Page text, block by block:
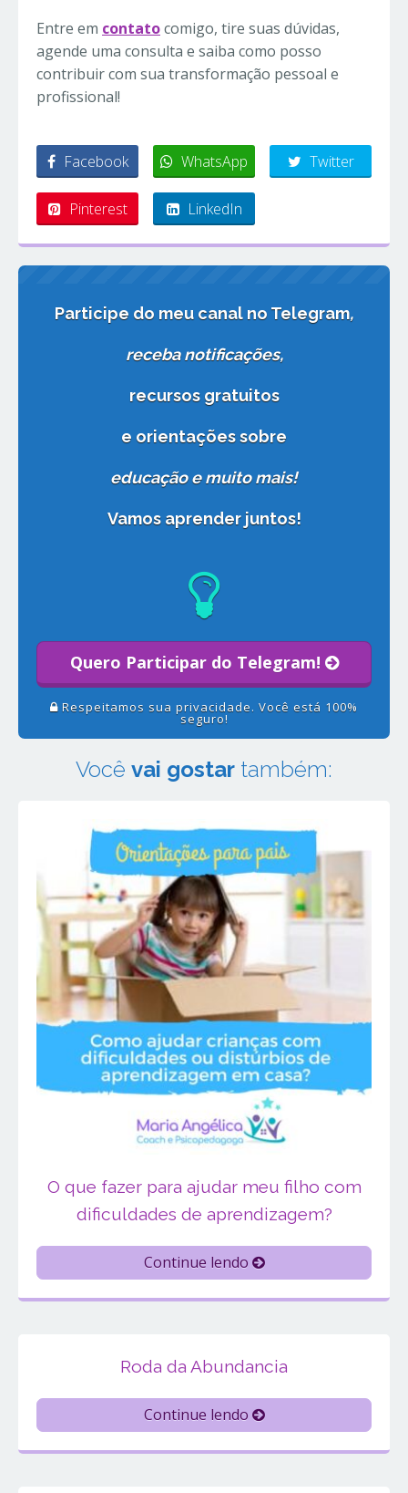
Entre em contatocomigo, tire suas dúvidas,
agende uma consulta e saiba como posso
contribuir com sua transformação pessoal e
profissional!
Facebook WhatsApp Twitter
Pinterest LinkedIn
Participe do meu canal no Telegram,
receba notificações,
recursos gratuitos
e orientações sobre
educação e muito mais!
Vamos aprender juntos!
Quero Participar do Telegram!
Respeitamos sua privacidade. Você está 100%
seguro!
Você vai gostar também:
O que fazer para ajudar meu filho com
dificuldades de aprendizagem?
Continue lendo
Roda da Abundancia
Continue lendo